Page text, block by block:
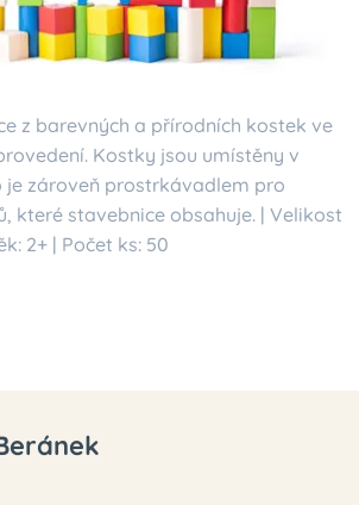
z barevných a přírodních kostek ve
Kostky jsou umístěny v
je zároveň prostrkávadlem pro
které stavebnice obsahuje. | Velikost
2+ | Počet ks: 50